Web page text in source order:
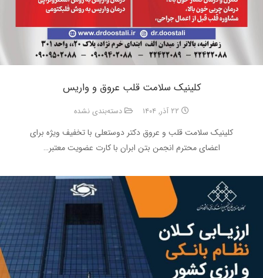
کلینیک سلامت قلب عروق و واریس
دسته‌بندی نشده
کلینیک سلامت قلب و عروق دکتر دوستعلی با تخفیف ویژه برای
اعضای محترم انجمن بتن ابران با کارت عضویت معتبر…